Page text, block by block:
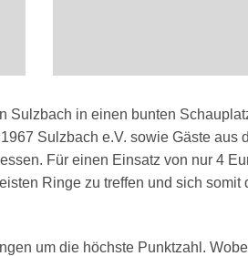
Sulzbach in einen bunten
Sulzbach e.V. sowie Gäste aus
Für einen Einsatz von nur 4
Ringe zu treffen und sich somit
um die höchste Punktzahl.